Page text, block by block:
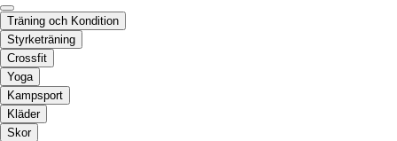
Träning och Kondition
Styrketräning
Crossfit
Yoga
Kampsport
Kläder
Skor